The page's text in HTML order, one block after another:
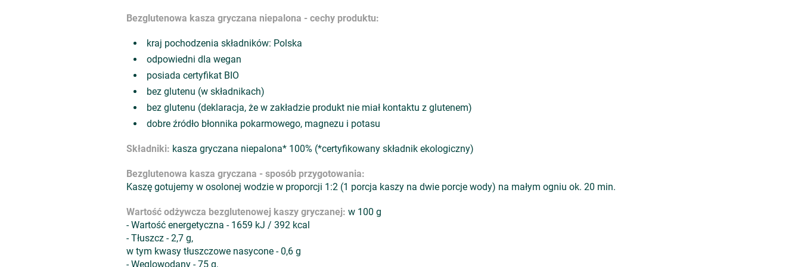
Bezglutenowa kasza gryczana niepalona - cechy produktu:
kraj pochodzenia składników: Polska
odpowiedni dla wegan
posiada certyfikat BIO
bez glutenu (w składnikach)
bez glutenu (deklaracja, że w zakładzie produkt nie miał kontaktu z glutenem)
dobre źródło błonnika pokarmowego, magnezu i potasu
Składniki: kasza gryczana niepalona* 100% (*certyfikowany składnik ekologiczny)
Bezglutenowa kasza gryczana - sposób przygotowania:
Kaszę gotujemy w osolonej wodzie w proporcji 1:2 (1 porcja kaszy na dwie porcje wody) na małym ogniu ok. 20 min.
Wartość odżywcza bezglutenowej kaszy gryczanej: w 100 g
- Wartość energetyczna - 1659 kJ / 392 kcal
- Tłuszcz - 2,7 g,
w tym kwasy tłuszczowe nasycone - 0,6 g
- Węglowodany - 75 g,